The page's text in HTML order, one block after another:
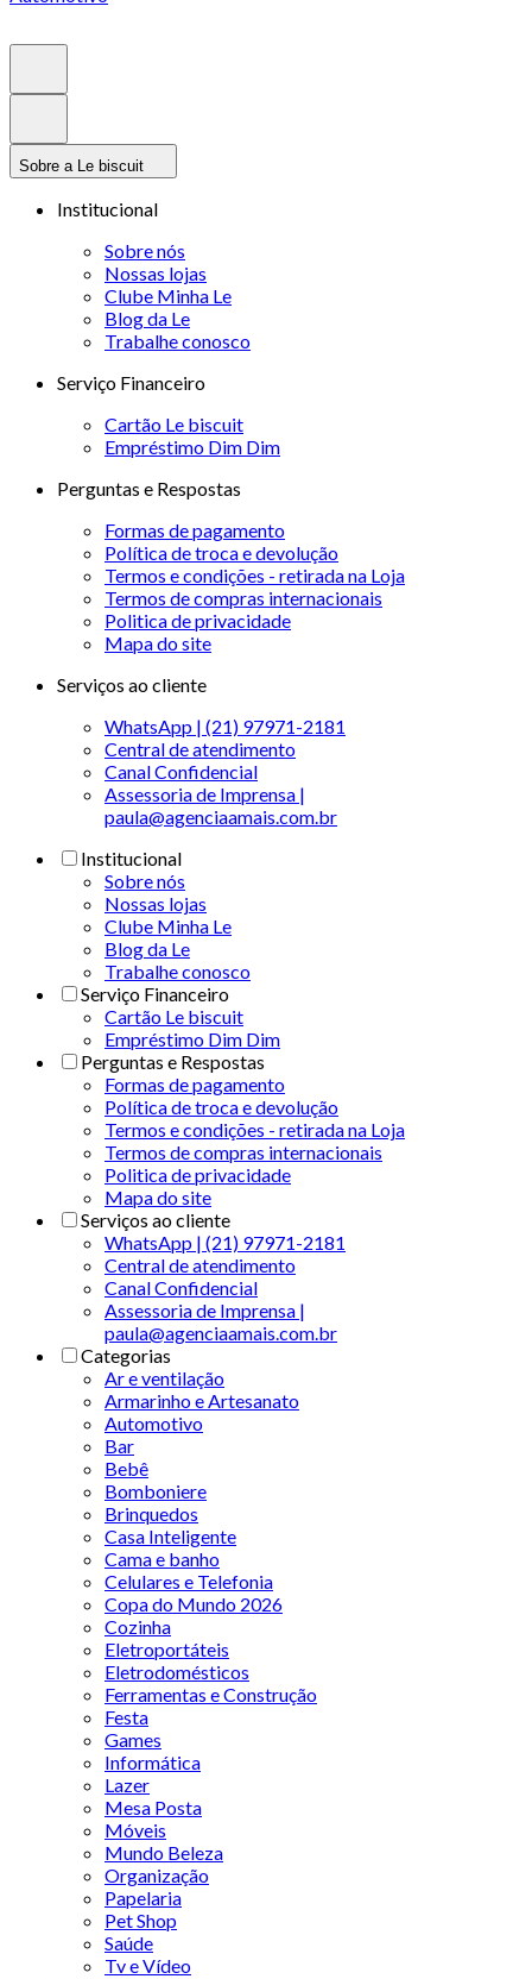
Sobre a Le biscuit
Institucional
Sobre nós
Nossas lojas
Clube Minha Le
Blog da Le
Trabalhe conosco
Serviço Financeiro
Cartão Le biscuit
Empréstimo Dim Dim
Perguntas e Respostas
Formas de pagamento
Política de troca e devolução
Termos e condições - retirada na Loja
Termos de compras internacionais
Politica de privacidade
Mapa do site
Serviços ao cliente
WhatsApp | (21) 97971-2181
Central de atendimento
Canal Confidencial
Assessoria de Imprensa |
paula@agenciaamais.com.br
Institucional
Sobre nós
Nossas lojas
Clube Minha Le
Blog da Le
Trabalhe conosco
Serviço Financeiro
Cartão Le biscuit
Empréstimo Dim Dim
Perguntas e Respostas
Formas de pagamento
Política de troca e devolução
Termos e condições - retirada na Loja
Termos de compras internacionais
Politica de privacidade
Mapa do site
Serviços ao cliente
WhatsApp | (21) 97971-2181
Central de atendimento
Canal Confidencial
Assessoria de Imprensa |
paula@agenciaamais.com.br
Categorias
Ar e ventilação
Armarinho e Artesanato
Automotivo
Bar
Bebê
Bomboniere
Brinquedos
Casa Inteligente
Cama e banho
Celulares e Telefonia
Copa do Mundo 2026
Cozinha
Eletroportáteis
Eletrodomésticos
Ferramentas e Construção
Festa
Games
Informática
Lazer
Mesa Posta
Móveis
Mundo Beleza
Organização
Papelaria
Pet Shop
Saúde
Tv e Vídeo